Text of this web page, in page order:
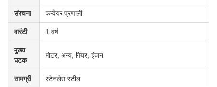
संरचना कन्वेयर प्रणाली
वारंटी 1 वर्ष
मुख्य
घटक
मोटर, अन्य, गियर, इंजन
सामग्री स्टेनलेस स्टील